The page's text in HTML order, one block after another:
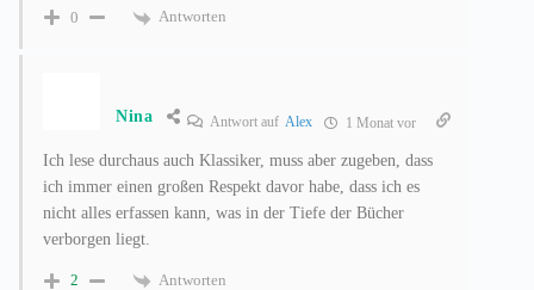
0 Antworten
Nina Antwort auf Alex 1 Monat vor
Ich lese durchaus auch Klassiker, muss aber zugeben, dass
ich immer einen großen Respekt davor habe, dass ich es
nicht alles erfassen kann, was in der Tiefe der Bücher
verborgen liegt.
2 Antworten